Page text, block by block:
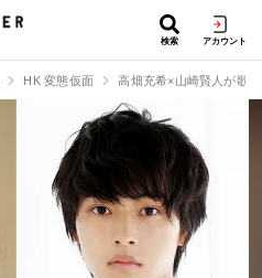
検索 アカウント
HK 変態仮面 高畑充希×山崎賢人が歌